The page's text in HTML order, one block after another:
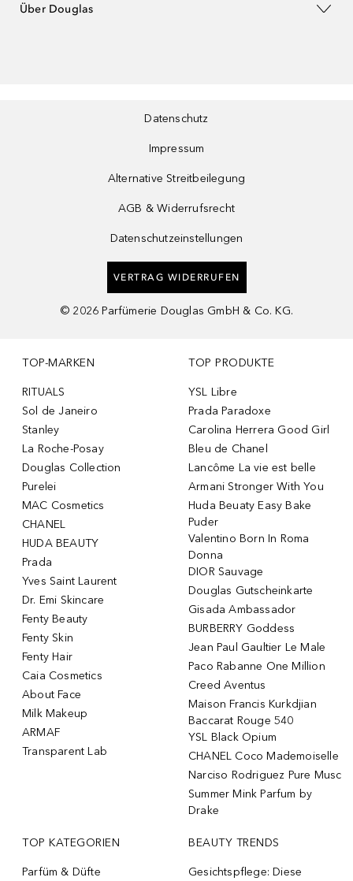
Über Douglas
Datenschutz
Impressum
Alternative Streitbeilegung
AGB & Widerrufsrecht
Datenschutzeinstellungen
VERTRAG WIDERRUFEN
© 2026 Parfümerie Douglas GmbH & Co. KG.
TOP-MARKEN
RITUALS
Sol de Janeiro
Stanley
La Roche-Posay
Douglas Collection
Purelei
MAC Cosmetics
CHANEL
HUDA BEAUTY
Prada
Yves Saint Laurent
Dr. Emi Skincare
Fenty Beauty
Fenty Skin
Fenty Hair
Caia Cosmetics
About Face
Milk Makeup
ARMAF
Transparent Lab
TOP PRODUKTE
YSL Libre
Prada Paradoxe
Carolina Herrera Good Girl
Bleu de Chanel
Lancôme La vie est belle
Armani Stronger With You
Huda Beuaty Easy Bake
Puder
Valentino Born In Roma
Donna
DIOR Sauvage
Douglas Gutscheinkarte
Gisada Ambassador
BURBERRY Goddess
Jean Paul Gaultier Le Male
Paco Rabanne One Million
Creed Aventus
Maison Francis Kurkdjian
Baccarat Rouge 540
YSL Black Opium
CHANEL Coco Mademoiselle
Narciso Rodriguez Pure Musc
Summer Mink Parfum by
Drake
TOP KATEGORIEN
Parfüm & Düfte
BEAUTY TRENDS
Gesichtspflege: Diese